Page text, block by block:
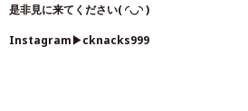
是非見に来てください( ◜︎◡︎◝︎ )
Instagram▶︎cknacks999